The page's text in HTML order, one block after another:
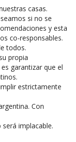
casas.
si no se
y esta
co-responsables.
todos.
propia
garantizar que el
estrictamente
Con
implacable.